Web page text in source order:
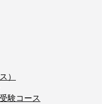
）
験コース